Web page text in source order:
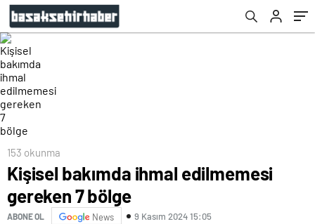
153 okunma
Kişisel bakımda ihmal edilmemesi
gereken 7 bölge
ABONE OL News 9 Kasım 2024 15:05